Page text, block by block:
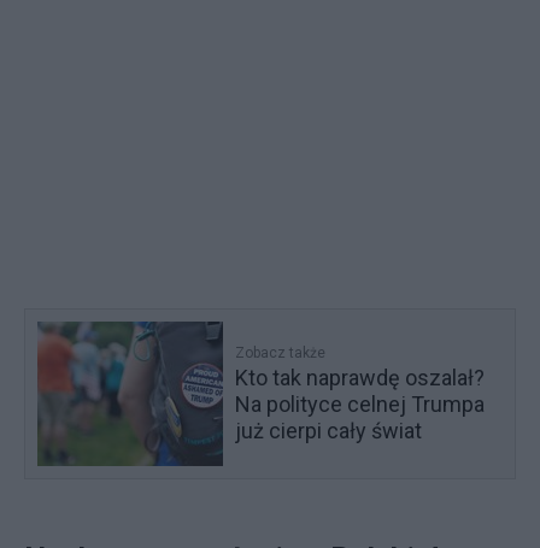
Zobacz także
Kto tak naprawdę oszalał?
Na polityce celnej Trumpa
już cierpi cały świat